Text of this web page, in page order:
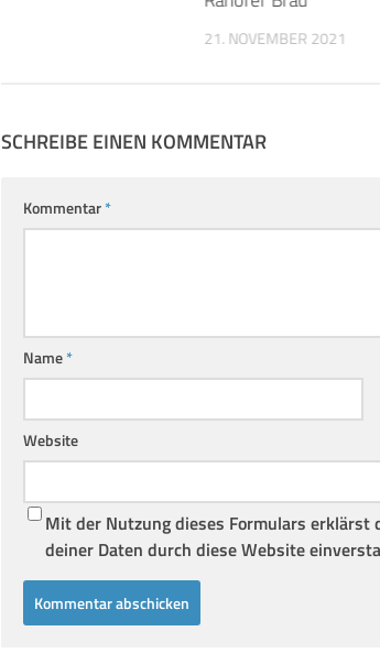
21. NOVEMBER 2021
SCHREIBE EINEN KOMMENTAR
Kommentar*
Name*
Website
Mit der Nutzung dieses Formulars
deiner Daten durch diese Website